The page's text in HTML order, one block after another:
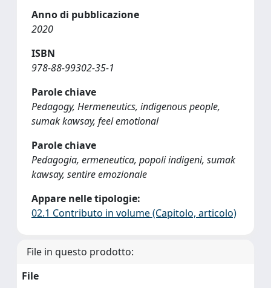
Anno di pubblicazione
2020
ISBN
978-88-99302-35-1
Parole chiave
Pedagogy, Hermeneutics, indigenous people,
sumak kawsay, feel emotional
Parole chiave
Pedagogia, ermeneutica, popoli indigeni, sumak
kawsay, sentire emozionale
Appare nelle tipologie:
02.1 Contributo in volume (Capitolo, articolo)
File in questo prodotto:
File